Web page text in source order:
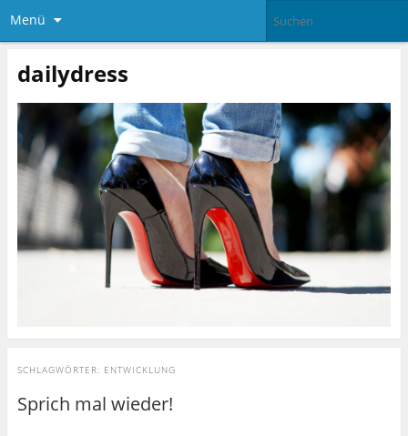
Menü
dailydress
SCHLAGWÖRTER: ENTWICKLUNG
Sprich mal wieder!